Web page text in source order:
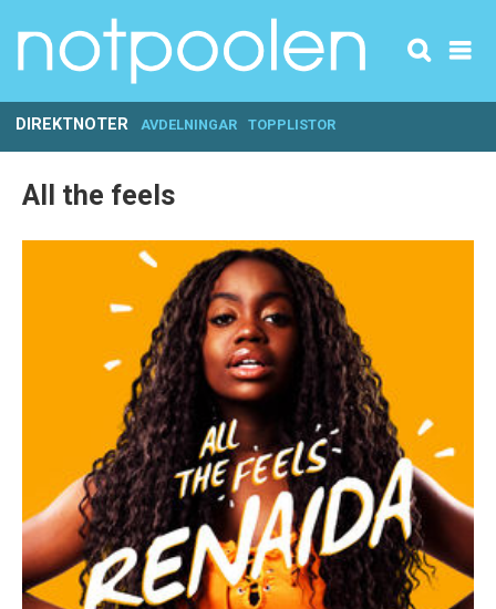
DIREKTNOTER AVDELNINGAR TOPPLISTOR
All the feels